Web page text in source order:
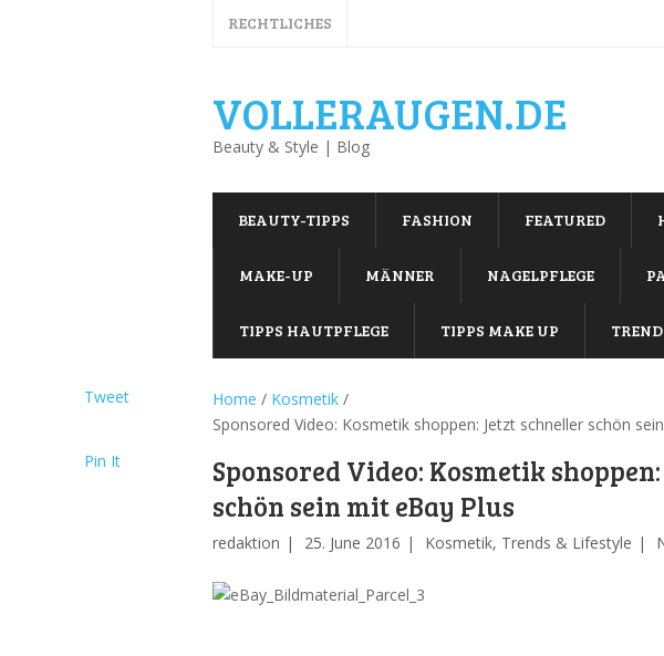
RECHTLICHES
VOLLERAUGEN.DE
Beauty & Style | Blog
BEAUTY-TIPPS FASHION FEATURED
MAKE-UP MÄNNER NAGELPFLEGE
TIPPS HAUTPFLEGE TIPPS MAKE UP
Home / Kosmetik /
Sponsored Video: Kosmetik shoppen: Jetzt schneller schön
Sponsored Video: Kosmetik
schön sein mit eBay Plus
redaktion 25. June 2016 Kosmetik, Trends & Lifestyle
Tweet
Pin It